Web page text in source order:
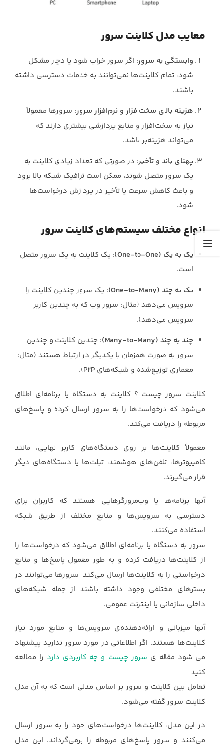
معایب مدل کلاینت سرور
وابستگی به سرور: اگر سرور خراب شود یا دچار مشکل
شود، تمام کلاینت‌ها نمی‌توانند به خدمات دسترسی داشته
باشند.
هزینه‌ بالای سخت‌افزار و نرم‌افزار سرور: سرورها معمولاً
نیاز به سخت‌افزار و منابع پردازشی بیشتری دارند که
می‌تواند هزینه‌بر باشد.
پهنای باند و تأخیر: در صورتی که تعداد زیادی کلاینت به
یک سرور متصل شوند، ممکن است ترافیک شبکه بالا برود
و باعث کاهش سرعت یا تأخیر در پردازش درخواست‌ها
شود.
انواع مختلف سیستم‌های کلاینت سرور
یک به یک (One-to-One)
: یک کلاینت به یک سرور متصل
است.
یک به چند (One-to-Many)
: یک سرور چندین کلاینت را
سرویس می‌دهد (مثال: سرور وب که به چندین کاربر
سرویس می‌دهد).
چند به چند (Many-to-Many)
: چندین کلاینت و چندین
سرور به صورت همزمان با یکدیگر در ارتباط هستند (مثال:
معماری توزیع‌شده و شبکه‌های P2P).
کلاینت سرور چیست ؟ کلاینت به دستگاه یا برنامه‌ای اطلاق
می‌شود که درخواست‌ها را به سرور ارسال کرده و پاسخ‌های
مربوطه ‏را دریافت می‌کند.
معمولاً کلاینت‌ها بر روی دستگاه‌های کاربر نهایی، مانند
کامپیوترها، تلفن‌های هوشمند، ‏تبلت‌ها یا دستگاه‌های دیگر
قرار می‌گیرند.
آنها برنامه‌ها یا وب‌مرورگرهایی هستند که کاربران برای
‏دسترسی به سرویس‌ها و منابع مختلف از طریق شبکه
استفاده می‌کنند.‏
سرور به دستگاه یا برنامه‌ای اطلاق می‌شود که درخواست‌ها را
از کلاینت‌ها دریافت کرده و به طور معمول ‏پاسخ‌ها و منابع
درخواستی را به کلاینت‌ها ارسال می‌کند. سرورها می‌توانند در
بسترهای مختلفی وجود ‏داشته باشند از جمله شبکه‌های
داخلی سازمانی یا اینترنت عمومی.
آنها میزبانی و ارائه‌دهنده‌ی ‏سرویس‌ها و منابع مورد نیاز
کلاینت‌ها هستند.‏ اگر اطلاعاتی در مورد سرور ندارید پیشنهاد
می شود مقاله ی سرور چیست و چه کاربردی داردرا مطالعه
کنید
تعامل بین کلاینت و سرور بر اساس مدلی است که به آن مدل
کلاینت‎ ‎سرور گفته می‌شود.
در این مدل، ‏کلاینت‌ها درخواست‌های خود را به سرور ارسال
می‌کنند و سرور پاسخ‌های مربوطه را برمی‌گرداند. این ‏مدل